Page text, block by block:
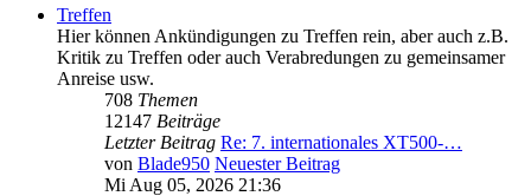
Treffen
Hier können Ankündigungen zu Treffen rein, aber auch z.B.
Kritik zu Treffen oder auch Verabredungen zu gemeinsamer
Anreise usw.
708 Themen
12147 Beiträge
Letzter Beitrag Re: 7. internationales XT500-…
von Blade950 Neuester Beitrag
Mi Aug 05, 2026 21:36